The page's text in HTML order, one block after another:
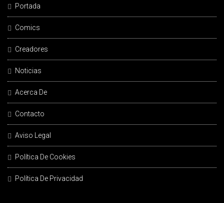
Portada
Comics
Creadores
Noticias
Acerca De
Contacto
Aviso Legal
Política De Cookies
Política De Privacidad